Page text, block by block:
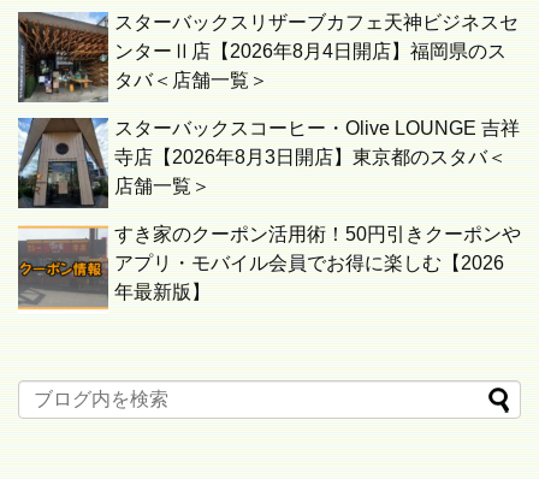
スターバックスリザーブカフェ天神ビジネスセ
ンターⅡ店【2026年8月4日開店】福岡県のス
タバ＜店舗一覧＞
スターバックスコーヒー・Olive LOUNGE 吉祥
寺店【2026年8月3日開店】東京都のスタバ＜
店舗一覧＞
すき家のクーポン活用術！50円引きクーポンや
アプリ・モバイル会員でお得に楽しむ【2026
年最新版】